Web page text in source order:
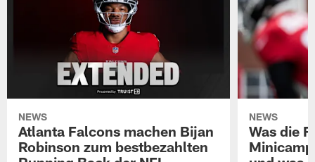
NEWS
Atlanta Falcons machen Bijan
Robinson zum bestbezahlten
NEWS
Was die